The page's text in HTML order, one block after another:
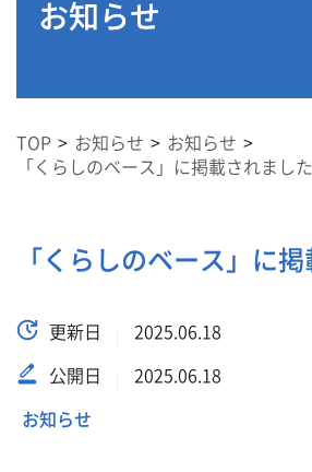
お知らせ
TOP お知らせ
お知らせ
「くらしのベース」に掲載されました
「くらしのベース」に
更新日 2025.06.18
公開日 2025.06.18
お知らせ